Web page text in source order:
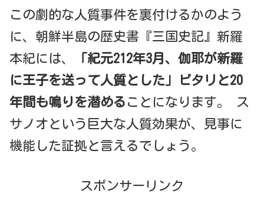
この劇的な人質事件を裏付けるかのよう
に、朝鮮半島の歴史書『三国史記』新羅
本紀には、
「紀元212年3月、伽耶が新羅
に王子を送って人質とした」
ピタリと20
年間も鳴りを潜める ことになります。 ス
サノオという巨大な人質効果が、見事に
機能した証拠と言えるでしょう。
スポンサーリンク